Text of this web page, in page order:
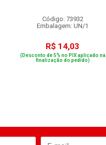
Código: 73932
Embalagem: UN/1
R$ 14,03
(Desconto de 5% no PIX aplicado na
finalização do pedido)